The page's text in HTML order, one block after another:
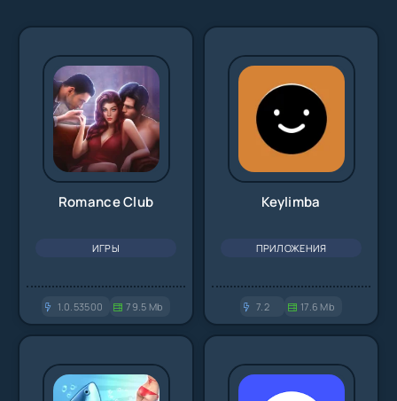
Romance Club
ИГРЫ
1.0.53500 79.5 Mb
Keylimba
ПРИЛОЖЕНИЯ
7.2 17.6 Mb